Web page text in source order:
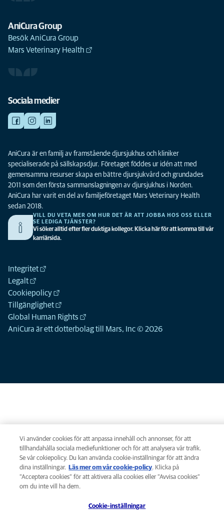
AniCura Group
Besök AniCura Group
Mars Veterinary Health
Sociala medier
AniCura är en familj av framstående djursjukhus och kliniker
specialiserade på sällskapsdjur. Företaget föddes ur idén att med
gemensamma resurser skapa en bättre djursjukvård och grundades
2011 som den första sammanslagningen av djursjukhus i Norden.
AniCura har varit en del av familjeföretaget Mars Veterinary Health
sedan 2018.
VILL DU VETA MER OM HUR DET ÄR ATT JOBBA HOS OSS ELLER
SE LEDIGA TJÄNSTER?
Vi söker alltid efter fler duktiga kollegor. Klicka här för att komma till vår
karriärsida.
Integritet
Legalt
Cookiepolicy
Tillgänglighet
Global Human Rights
AniCura är ett dotterbolag till Mars, Inc © 2026
Registrera dig för vårt
nyhetsbrev!
Missa inte viktig information om hur du kan ge ditt husdjur den
bästa omvårdnaden. I AniCura's nyhetsbrev får du den senaste
informationen, råd och användbara tips för att få ut det bästa
tillsammans med din fyrbenta vän.
Vi använder cookies för att anpassa innehåll och annonser, för att
tillhandahålla sociala mediefunktioner och för att analysera vår trafik.
Se vår cokiepolicy. Du kan använda cookie-inställningar för att ändra
dina inställningar.
Läs mer om vår cookie-policy(opens in a new tab)
. Klicka på
”Acceptera cookies” för att aktivera alla cookies eller ”Avvisa cookies”
om du inte vill ha dem.
Cookie-inställningar